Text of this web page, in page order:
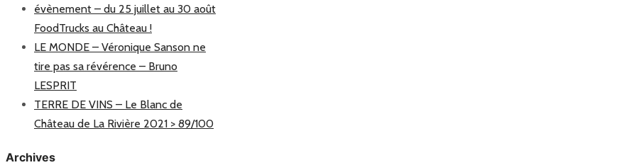
évènement – du 25 juillet au 30 août
FoodTrucks au Château !
LE MONDE – Véronique Sanson ne
tire pas sa révérence – Bruno
LESPRIT
TERRE DE VINS – Le Blanc de
Château de La Rivière 2021 > 89/100
Archives